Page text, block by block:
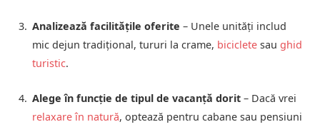
Analizează facilitățile oferite – Unele unități includ
mic dejun tradițional, tururi la crame, biciclete sau ghid
turistic.
Alege în funcție de tipul de vacanță dorit – Dacă vrei
relaxare în natură, optează pentru cabane sau pensiuni